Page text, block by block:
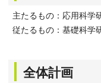
主たるもの：応用科学
従たるもの：基礎科学
全体計画